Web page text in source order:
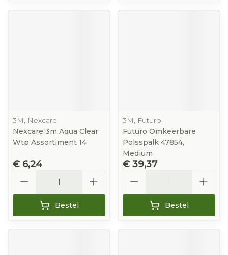
3M, Nexcare
Nexcare 3m Aqua Clear
Wtp Assortiment 14
€ 6,24
Bestel
3M, Futuro
Futuro Omkeerbare
Polsspalk 47854,
Medium
€ 39,37
Bestel